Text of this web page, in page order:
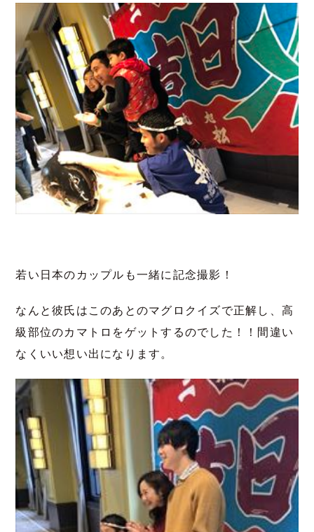
若い日本のカップルも一緒に記念撮影！
なんと彼氏はこのあとのマグロクイズで正解し、高
級部位のカマトロをゲットするのでした！！間違い
なくいい想い出になります。